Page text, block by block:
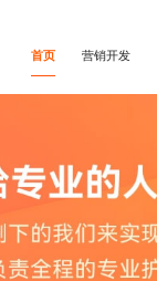
首页 营销开发